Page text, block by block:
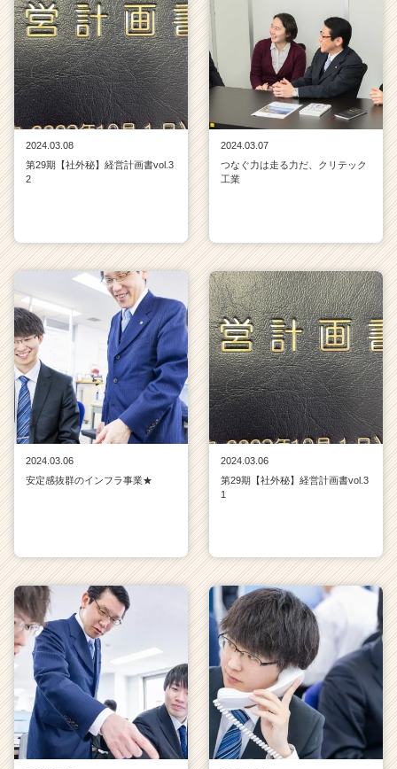
2024.03.08
第29期【社外秘】経営計画書vol.3
2
2024.03.07
つなぐ力は走る力だ、クリテック
工業
2024.03.06
安定感抜群のインフラ事業★
2024.03.06
第29期【社外秘】経営計画書vol.3
1